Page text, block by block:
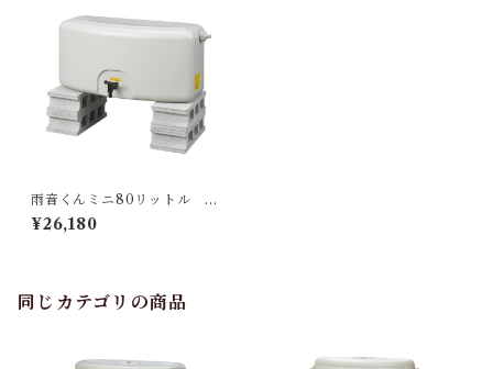
雨音くんミニ80リットル 架
台なし
¥26,180
同じカテゴリの商品